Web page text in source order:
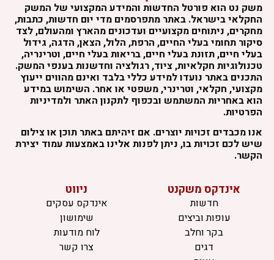
משק נט הוא פורטל החדשות והמידע המקצועי של המשק
החקלאי בישראל. באתר מתפרסמים מדי יום חדשות, כתבות,
מחקרים, ניתוחים מקצועיים ועדכונים מהארץ ומהעולם, לצד
סיקור תחומי בעלי החיים, הרפת, הלול, הצאן, הדגה, גידול
בעלי חיים, תזונת בעלי חיים, בריאות בעלי חיים, וטרינריה,
טכנולוגיות חקלאיות, ציוד, רגולציה וחדשנות בענפי המשק.
התכנים באתר נועדו למידע כללי בלבד ואינם מהווים ייעוץ
מקצועי, חקלאי, וטרינרי, משפטי או אחר. השימוש במידע
הוא באחריות המשתמש ובכפוף לתקנון האתר ולמדיניות
הפרטיות.
אנו מכבדים זכויות יוצרים. אם זיהיתם באתר תוכן או צילום
שיש לכם זכויות בו, ניתן לפנות אלינו באמצעות עמוד יצירת
הקשר.
אינדקס משקנט
חדשות
עופות וביצים
בקר וחלב
דגים
ניווט
אינדקס עסקים
שימושון
לוח מודעות
צרו קשר